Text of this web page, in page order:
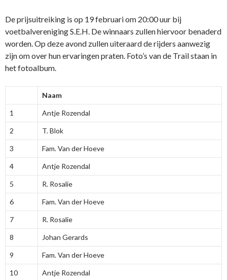
De prijsuitreiking is op 19 februari om 20:00 uur bij
voetbalvereniging S.E.H. De winnaars zullen hiervoor benaderd
worden. Op deze avond zullen uiteraard de rijders aanwezig
zijn om over hun ervaringen praten. Foto’s van de Trail staan in
het fotoalbum.
Naam
1 Antje Rozendal
2 T. Blok
3 Fam. Van der Hoeve
4 Antje Rozendal
5 R. Rosalie
6 Fam. Van der Hoeve
7 R. Rosalie
8 Johan Gerards
9 Fam. Van der Hoeve
10 Antje Rozendal